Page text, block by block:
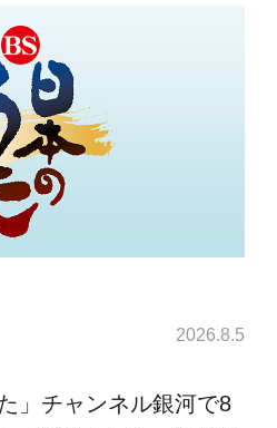
2026.8.5
」チャンネル銀河で8